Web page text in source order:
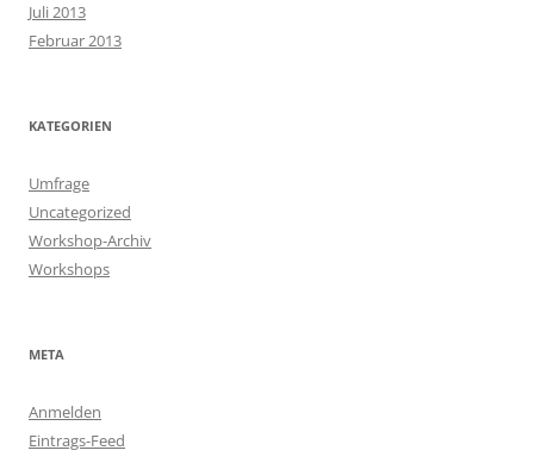
Juli 2013
Februar 2013
KATEGORIEN
Umfrage
Uncategorized
Workshop-Archiv
Workshops
META
Anmelden
Eintrags-Feed